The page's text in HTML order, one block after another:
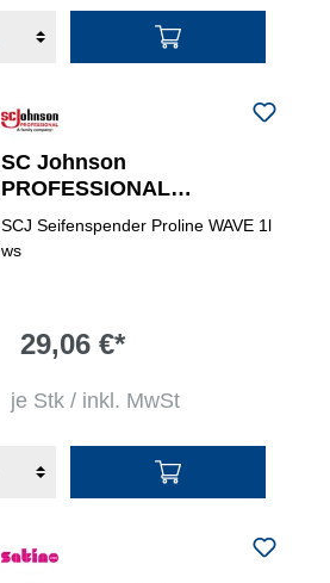
SC Johnson
PROFESSIONAL
Seifenspender Proline
SCJ Seifenspender Proline WAVE 1l
ws
29,06 €*
je Stk / inkl. MwSt